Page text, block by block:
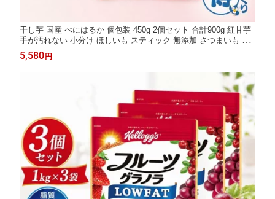
干し芋 国産 べにはるか 個包装 450g 2個セット 合計900g 紅甘芋
手が汚れない 小分け ほしいも スティック 無添加 さつまいも 紅
はるか じっくり熟成 大容量 ヘルシー おやつ 低脂質 食物繊維 間
食 常温保存 冷凍OK 送料無料 【ゆっくりお得便】
5,580円